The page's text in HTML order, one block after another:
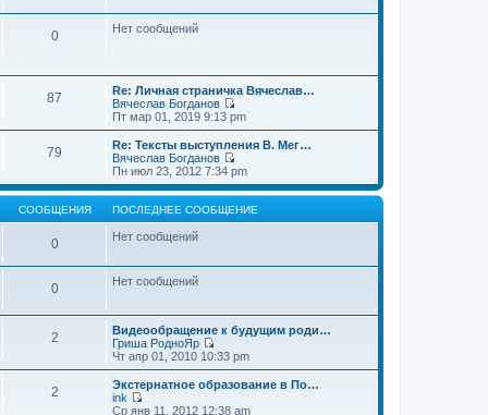
е
м
б
щ
н
и
ю
с
д
н
е
м
о
о
б
щ
е
н
ю
0 Нет сообщений
87
Re: Личная страничка Вячеслав…
Вячеслав Богданов
П
е
р
е
й
т
и
к
е
м
у
о
о
б
Пт мар 01, 2019 9:13 pm
79
Re: Тексты выступления В. Мег…
Вячеслав Богданов
П
е
р
е
й
л
е
д
н
е
у
Пн июл 23, 2012 7:34 pm
СООБЩЕНИЯ ПОСЛЕДНЕЕ СООБЩЕНИЕ
0 Нет сообщений
0 Нет сообщений
2
Видеообращение к будущим роди…
Гриша РодноЯр
П
е
р
е
й
Чт апр 01, 2010 10:33 pm
2
Экстернатное образование в По…
ink
П
Ср янв 11, 2012 12:38 am